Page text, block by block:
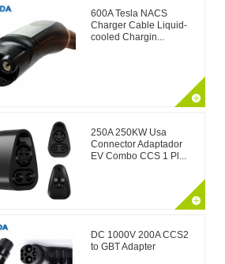
600A Tesla NACS
Charger Cable Liquid-
cooled Chargin...
250A 250KW Usa
Connector Adaptador
EV Combo CCS 1 Pl...
DC 1000V 200A CCS2
to GBT Adapter